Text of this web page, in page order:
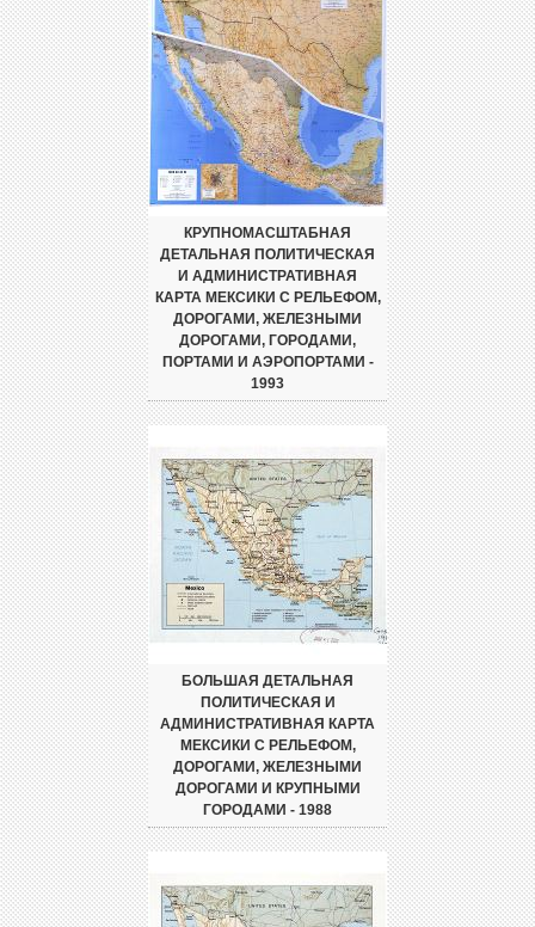
КРУПНОМАСШТАБНАЯ
ДЕТАЛЬНАЯ ПОЛИТИЧЕСКАЯ
И АДМИНИСТРАТИВНАЯ
КАРТА МЕКСИКИ С РЕЛЬЕФОМ,
ДОРОГАМИ, ЖЕЛЕЗНЫМИ
ДОРОГАМИ, ГОРОДАМИ,
ПОРТАМИ И АЭРОПОРТАМИ -
1993
БОЛЬШАЯ ДЕТАЛЬНАЯ
ПОЛИТИЧЕСКАЯ И
АДМИНИСТРАТИВНАЯ КАРТА
МЕКСИКИ С РЕЛЬЕФОМ,
ДОРОГАМИ, ЖЕЛЕЗНЫМИ
ДОРОГАМИ И КРУПНЫМИ
ГОРОДАМИ - 1988